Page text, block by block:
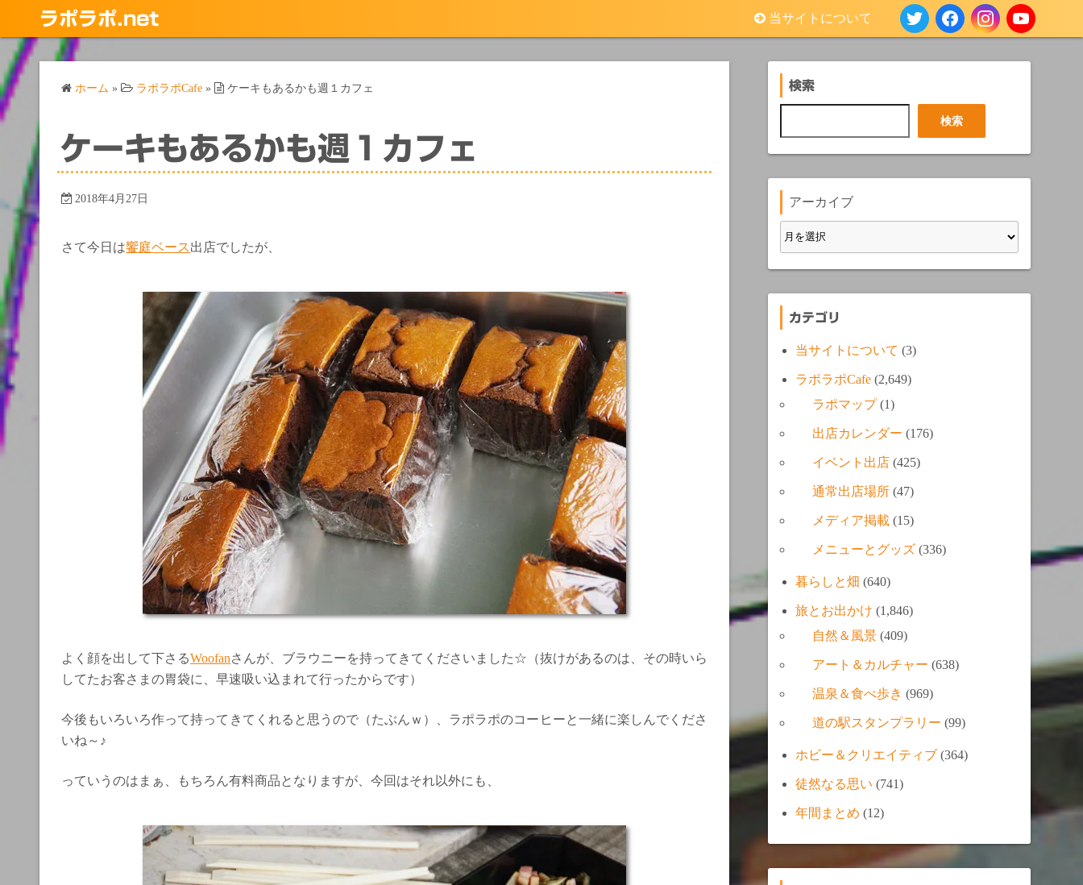
ン
ツ
へ
ラポラポ.net 当サイトについて
ホーム » ラポラポCafe » ケーキもあるかも週１カフェ
ケーキもあるかも週１カフェ
2018年4月27日
さて今日は饗庭ベース出店でしたが、
よく顔を出して下さるWoofanさんが、ブラウニーを持ってきてくださいました☆（抜けがあるのは、その時いら
してたお客さまの胃袋に、早速吸い込まれて行ったからです）
今後もいろいろ作って持ってきてくれると思うので（たぶんｗ）、ラポラポのコーヒーと一緒に楽しんでくださ
いね～♪
っていうのはまぁ、もちろん有料商品となりますが、今回はそれ以外にも、
検索
索
検索
アーカイブ
カテゴリ
当サイトについて (3)
ラポラポCafe (2,649)
ラポマップ(1)
出店カレンダー (176)
イベント出店 (425)
通常出店場所 (47)
メディア掲載 (15)
メニューとグッズ (336)
暮らしと畑 (640)
旅とお出かけ (1,846)
自然＆風景 (409)
アート＆カルチャー (638)
温泉＆食べ歩き (969)
道の駅スタンプラリー (99)
ホビー＆クリエイティブ (364)
徒然なる思い (741)
年間まとめ (12)